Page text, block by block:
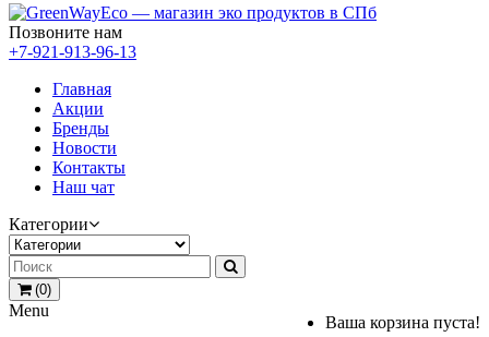
Позвоните нам
+7-921-913-96-13
Главная
Акции
Бренды
Новости
Контакты
Наш чат
Категории
(0)
Ваша корзина пуста!
Menu